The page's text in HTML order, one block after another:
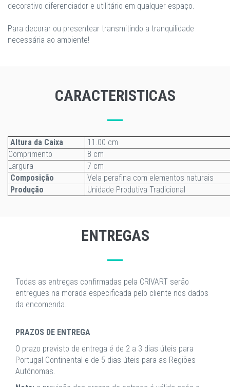
decorativo diferenciador e utilitário em qualquer espaço.
Para decorar ou presentear transmitindo a tranquilidade
necessária ao ambiente!
CARACTERISTICAS
Altura da Caixa
11.00 cm
Comprimento
8 cm
Largura
7 cm
Composição
Vela perafina com elementos naturais
Produção
Unidade Produtiva Tradicional
ENTREGAS
Todas as entregas confirmadas pela CRIVART serão
entregues na morada especificada pelo cliente nos dados
da encomenda.
PRAZOS DE ENTREGA
O prazo previsto de entrega é de 2 a 3 dias úteis para
Portugal Continental e de 5 dias úteis para as Regiões
Autónomas.